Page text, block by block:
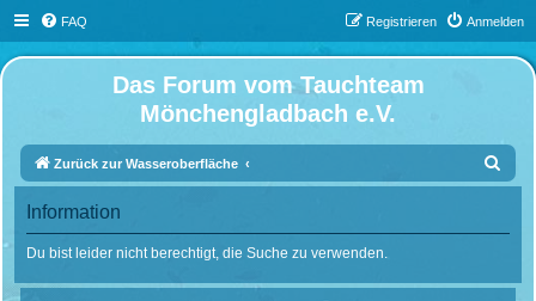
FAQ Anmelden
Registrieren
Das Forum vom Tauchteam
Mönchengladbach e.V.
Zurück zur Wasseroberfläche
u
Information
Du bist leider nicht berechtigt, die Suche zu verwenden.